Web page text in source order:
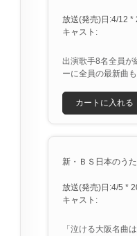
放送(発売)日:4/12 *
キャスト:
出演歌手8名全員が
ーに全員の最新曲
カートに入れる
新・ＢＳ日本のう
放送(発売)日:4/5 *
キャスト:
「泣ける大阪名曲